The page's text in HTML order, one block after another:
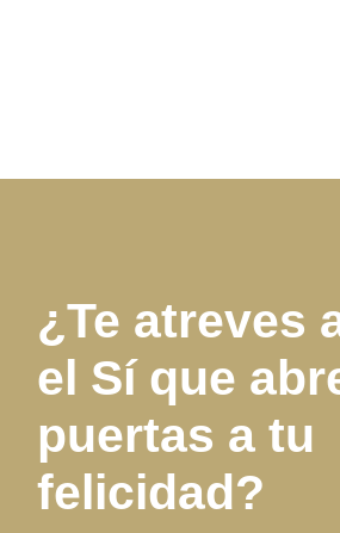
¿Te atreves
el Sí que
puertas a tu
felicidad?